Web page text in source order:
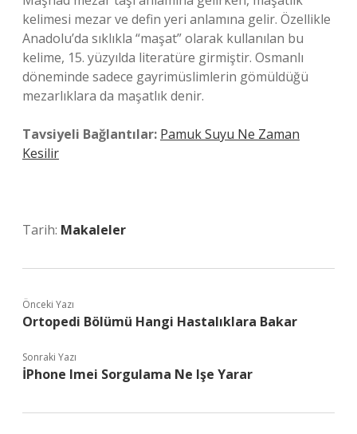
kelimesi mezar ve defin yeri anlamına gelir. Özellikle
Anadolu’da sıklıkla “maşat” olarak kullanılan bu
kelime, 15. yüzyılda literatüre girmiştir. Osmanlı
döneminde sadece gayrimüslimlerin gömüldüğü
mezarlıklara da maşatlık denir.
Tavsiyeli Bağlantılar: Pamuk Suyu Ne Zaman
Kesilir
Tarih: Makaleler
Önceki Yazı
Ortopedi Bölümü Hangi Hastalıklara Bakar
Sonraki Yazı
İPhone Imei Sorgulama Ne Işe Yarar